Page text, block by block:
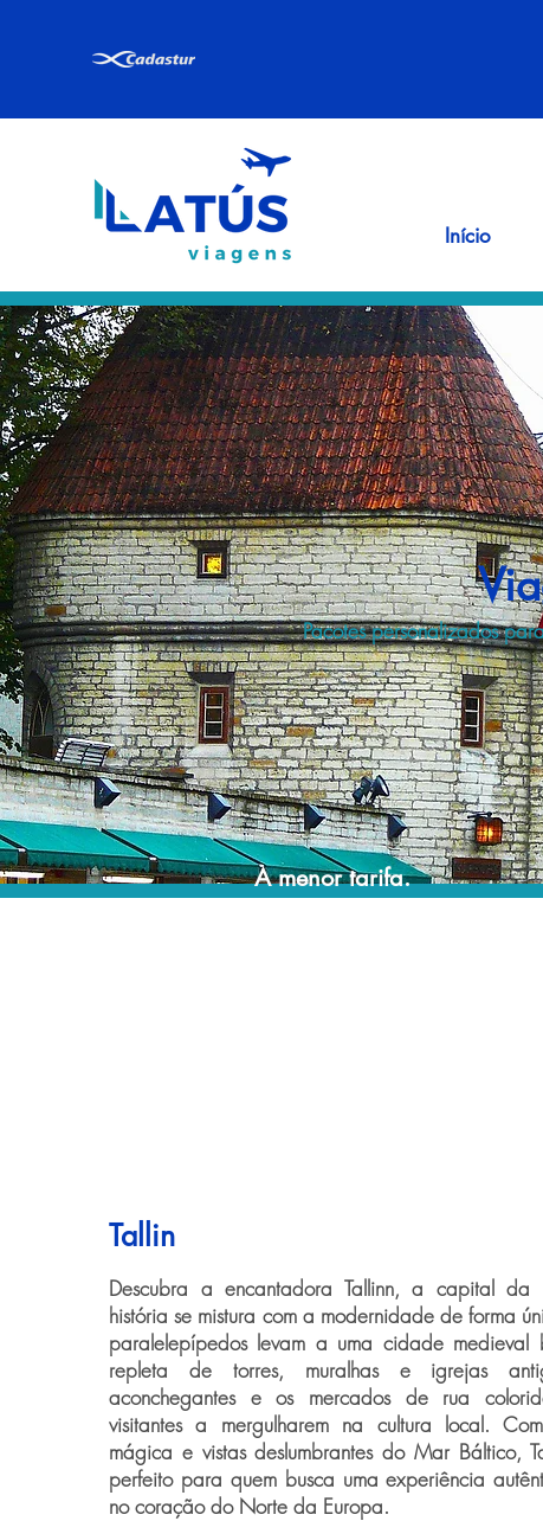
Início
Pacotes personalizados
A menor tarifa.
Tallin
Descubra a encantadora Tallinn, a capital da
história se mistura com a modernidade de forma
paralelepípedos levam a uma cidade medieval
repleta de torres, muralhas e igrejas
aconchegantes e os mercados de rua
visitantes a mergulharem na cultura local.
mágica e vistas deslumbrantes do Mar Báltico,
perfeito para quem busca uma experiência
no coração do Norte da Europa.